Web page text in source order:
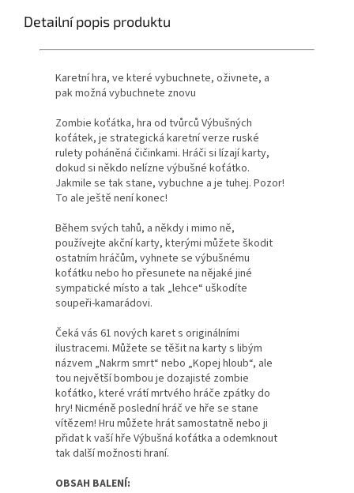
Detailní popis produktu
Karetní hra, ve které vybuchnete, oživnete, a
pak možná vybuchnete znovu
Zombie koťátka, hra od tvůrců Výbušných
koťátek, je strategická karetní verze ruské
rulety poháněná čičinkami. Hráči si lízají karty,
dokud si někdo nelízne výbušné koťátko.
Jakmile se tak stane, vybuchne a je tuhej. Pozor!
To ale ještě není konec!
Během svých tahů, a někdy i mimo ně,
používejte akční karty, kterými můžete škodit
ostatním hráčům, vyhnete se výbušnému
koťátku nebo ho přesunete na nějaké jiné
sympatické místo a tak „lehce“ uškodíte
soupeři-kamarádovi.
Čeká vás 61 nových karet s originálními
ilustracemi. Můžete se těšit na karty s libým
názvem „Nakrm smrt“ nebo „Kopej hloub“, ale
tou největší bombou je dozajisté zombie
koťátko, které vrátí mrtvého hráče zpátky do
hry! Nicméně poslední hráč ve hře se stane
vítězem! Hru můžete hrát samostatně nebo ji
přidat k vaší hře Výbušná koťátka a odemknout
tak další možnosti hraní.
OBSAH BALENÍ: